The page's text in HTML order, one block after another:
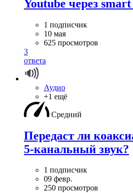
Youtube через
1 подписчик
10 мая
625 просмотров
3
ответа
Аудио
+1 ещё
Средний
Передаст ли
5-канальный звук?
1 подписчик
09 февр.
250 просмотров